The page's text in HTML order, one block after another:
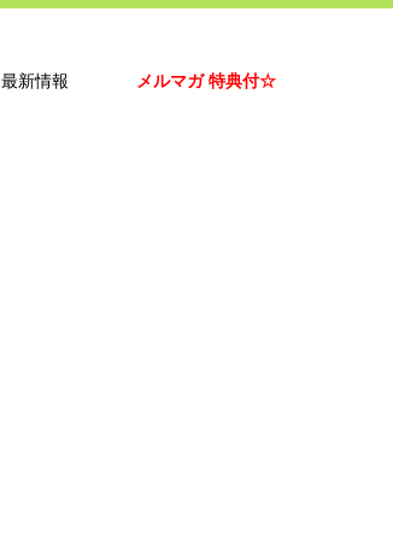
最新情報 メルマガ 特典付☆